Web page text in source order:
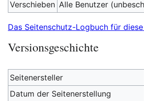
Verschieben Alle Benutzer
Das Seitenschutz-Logbuch für
Versionsgeschichte
Seitenersteller
Datum der Seitenerstellung